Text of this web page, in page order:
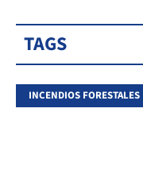
TAGS
INCENDIOS FORESTALES